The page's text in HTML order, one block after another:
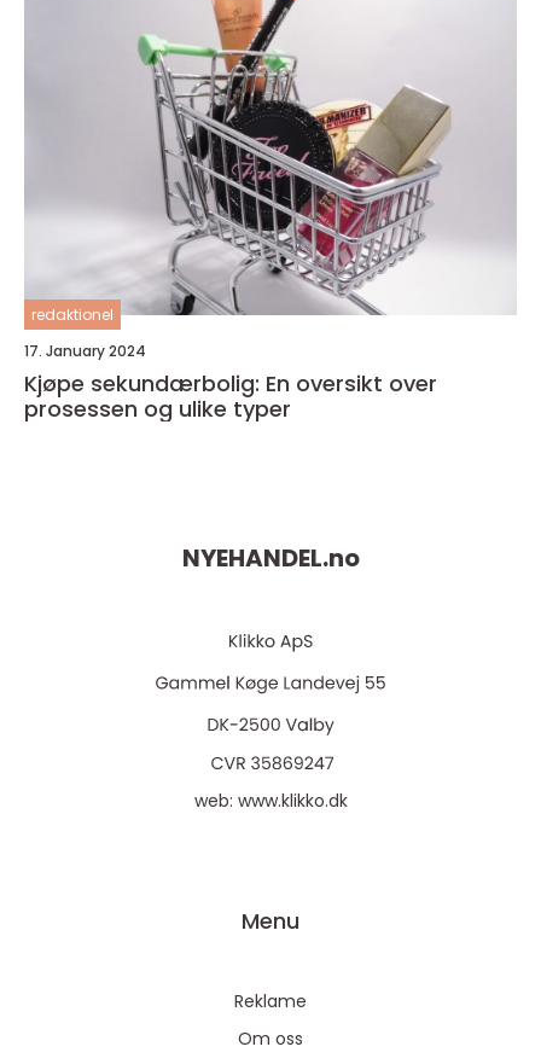
redaktionel
17. January 2024
Kjøpe sekundærbolig: En oversikt over
prosessen og ulike typer
NYEHANDEL.no
web: www.klikko.dk
Menu
Reklame
Om oss